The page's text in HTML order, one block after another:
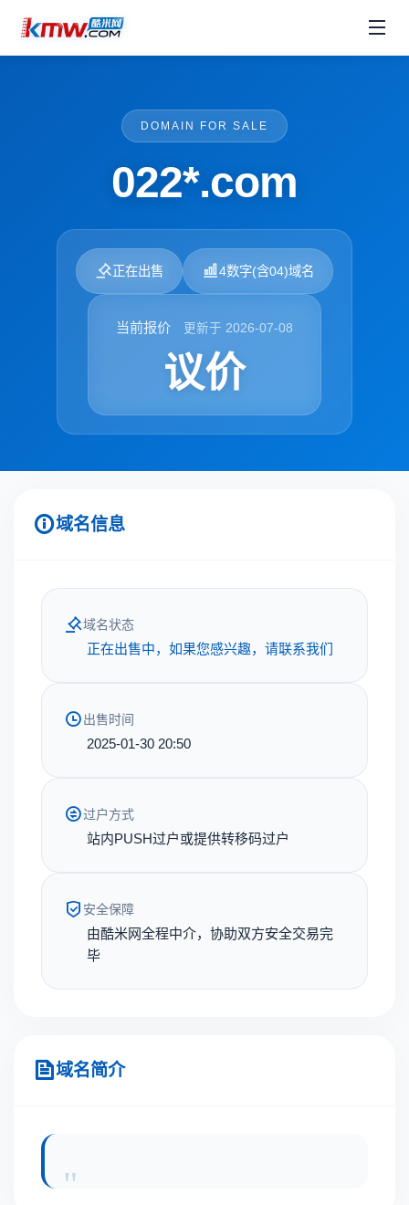
DOMAIN FOR SALE
022*.com
正在出售 4数字(含04)域名
当前报价 更新于 2026-07-08
议价
域名信息
域名状态
正在出售中，如果您感兴趣，请联系我们
出售时间
2025-01-30 20:50
过户方式
站内PUSH过户或提供转移码过户
安全保障
由酷米网全程中介，协助双方安全交易完
毕
域名简介